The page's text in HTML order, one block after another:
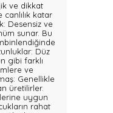
ve dikkat
katar
Desensiz ve
sunar. Bu
Düz
gibi farklı
ve
Genellikle
üretilirler.
uygun
rahat